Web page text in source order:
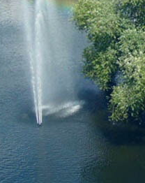
Интерьер Липецк